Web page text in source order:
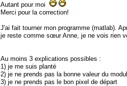
Autant pour moi
Merci pour la correction!
J'ai fait tourner mon programme (matlab).
je reste comme sœur Anne, je ne vois rien
Au moins 3 explications possibles :
1) je me suis planté
2) je ne prends pas la bonne valeur du
3) je ne prends pas le bon pixel de départ